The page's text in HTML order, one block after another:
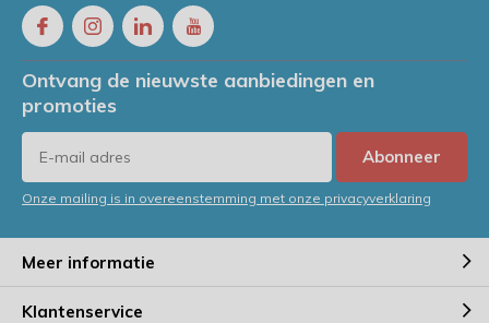
Ontvang de nieuwste aanbiedingen en
promoties
Abonneer
Onze mailing is in overeenstemming met onze privacyverklaring
Meer informatie
Klantenservice